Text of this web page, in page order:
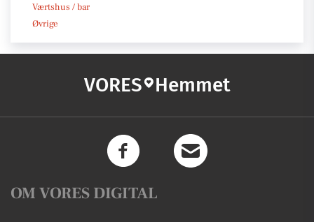
Værtshus / bar
Øvrige
VORES Hemmet
OM VORES DIGITAL